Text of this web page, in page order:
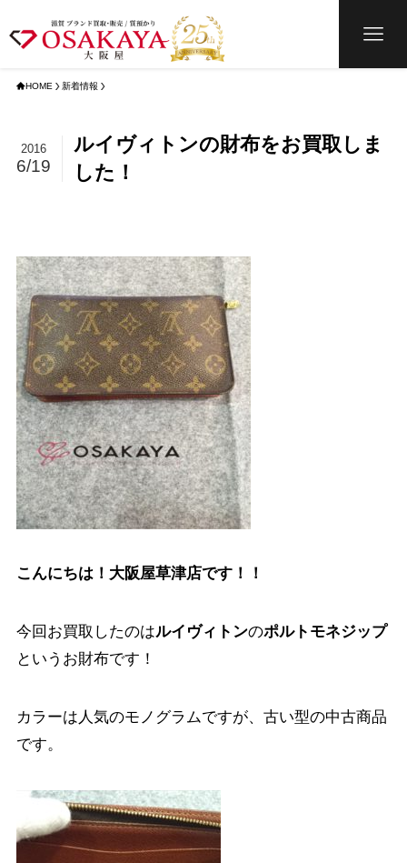
HOME 新着情報
ルイヴィトンの財布をお買取しま
した！
2016
6/19
こんにちは！大阪屋草津店です！！
今回お買取したのはルイヴィトンのポルトモネジップ
というお財布です！
カラーは人気のモノグラムですが、古い型の中古商品
です。